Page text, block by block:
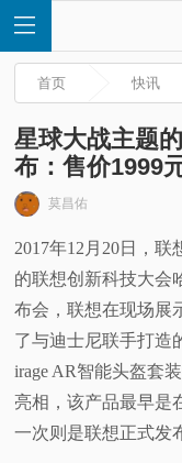
首
页
快
讯
首页 快讯
星球大战主题
布：售价1999
莫昌佑
2017年12月20日，联
的联想创新科技大
布会，联想在现场展
了与迪士尼联手打
irage AR智能头盔套
亮相，该产品最早是
一次则是联想正式发